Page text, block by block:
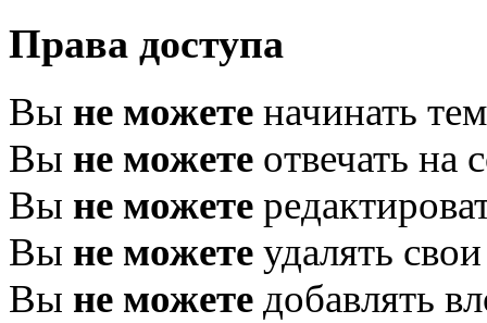
Права доступа
Вы не можете начинать
Вы не можете отвечать на
Вы не можете
Вы не можете удалять
Вы не можете добавлять